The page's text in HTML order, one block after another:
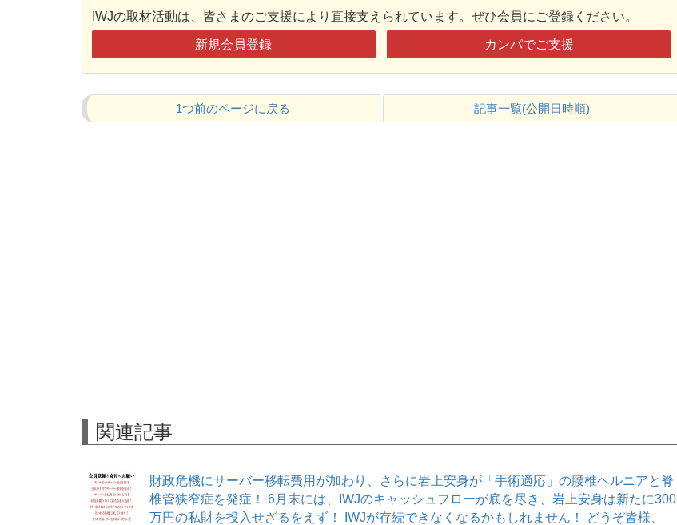
IWJの取材活動は、皆さまのご支援により直接支えられています。ぜひ会員にご登録ください。
新規会員登録 カンパでご支援
1つ前のページに戻る 記事一覧(公開日時順)
関連記事
財政危機にサーバー移転費用が加わり、さらに岩上安身が「手術適応」の腰椎ヘルニアと脊
椎管狭窄症を発症！ 6月末には、IWJのキャッシュフローが底を尽き、岩上安身は新たに300
万円の私財を投入せざるをえず！ IWJが存続できなくなるかもしれません！ どうぞ皆様、